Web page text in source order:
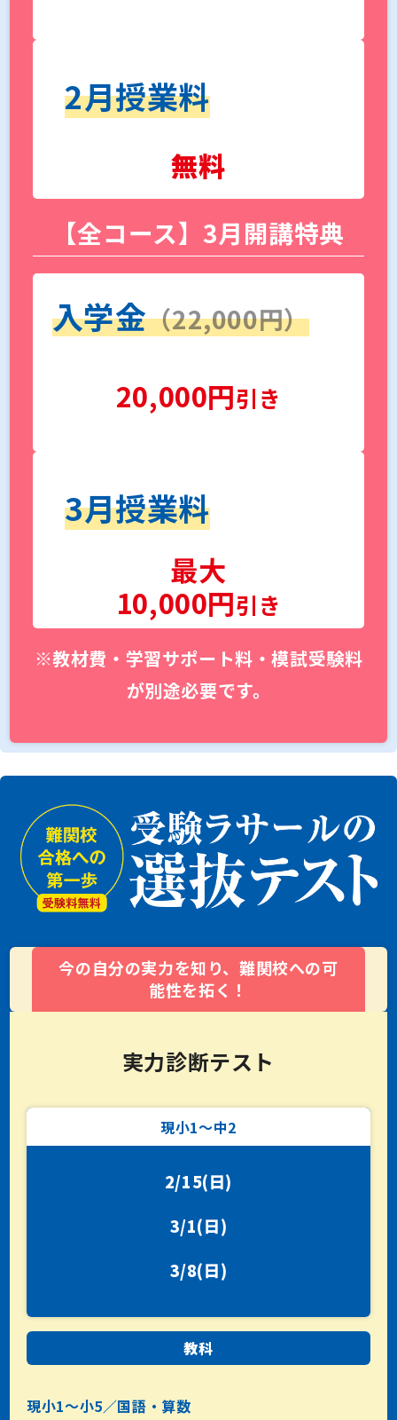
2月授業料
無料
【全コース】3月開講特典
入学金（22,000円）
20,000円引き
3月授業料
最大
10,000円引き
※教材費・学習サポート料・模試受験料
が別途必要です。
今の自分の実力を知り、難関校への可
能性を拓く！
実力診断テスト
現小1〜中2
2/15(日)
3/1(日)
3/8(日)
教科
現小1〜小5／国語・算数